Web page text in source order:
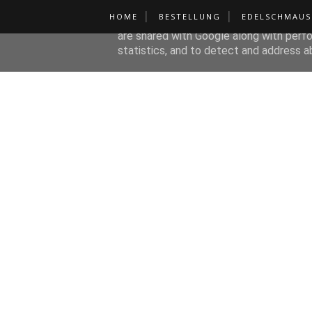
HOME BESTELLUNG EDELSCHMAUS
This site uses cookies from Google to
are shared with Google along with
statistics, and to detect and address